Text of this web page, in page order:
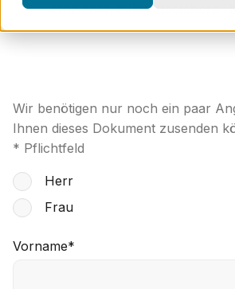
effiziente, zukunftssichere
Wir benötigen nur noch ein paar
Ihnen dieses Dokument zusenden
* Pflichtfeld
Herr
Frau
Vorname*